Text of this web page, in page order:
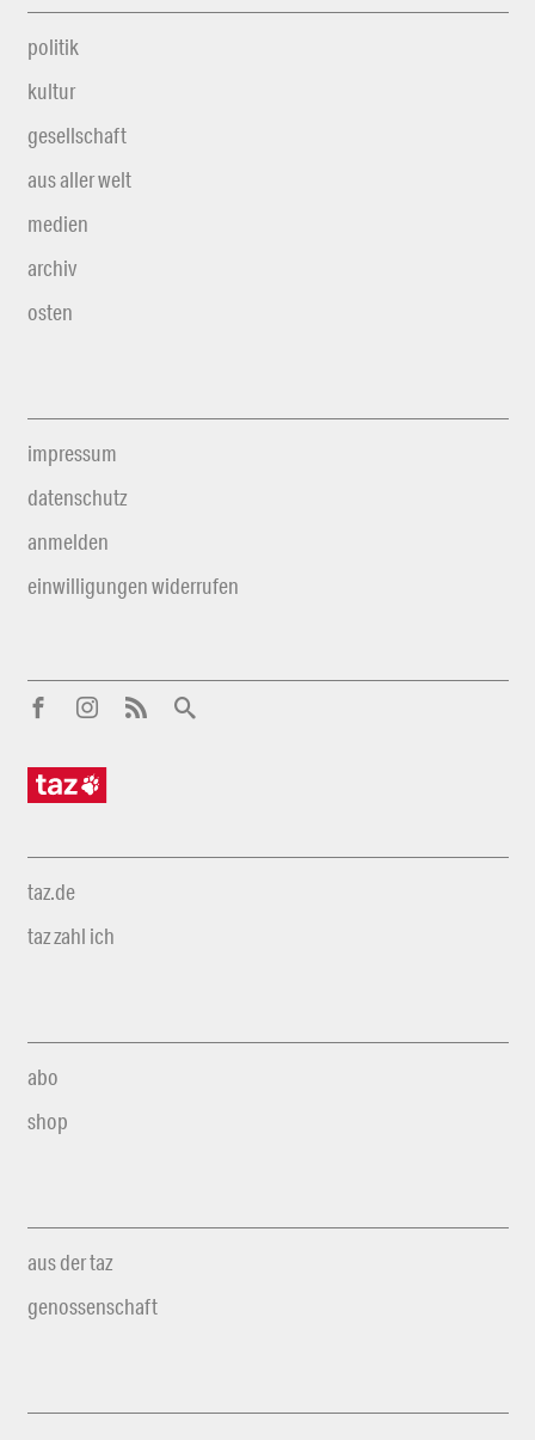
politik
kultur
gesellschaft
aus aller welt
medien
archiv
osten
impressum
datenschutz
anmelden
einwilligungen widerrufen
taz.de
taz zahl ich
abo
shop
aus der taz
genossenschaft